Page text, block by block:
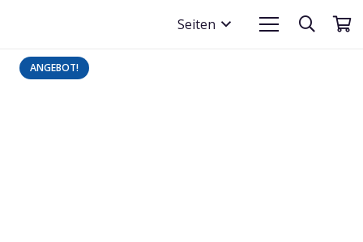
Seiten
ANGEBOT!